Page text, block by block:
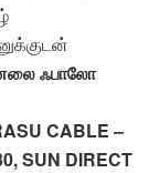
ஃபாலோ
CABLE –
SUN DIRECT